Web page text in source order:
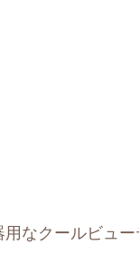
なクールビュ